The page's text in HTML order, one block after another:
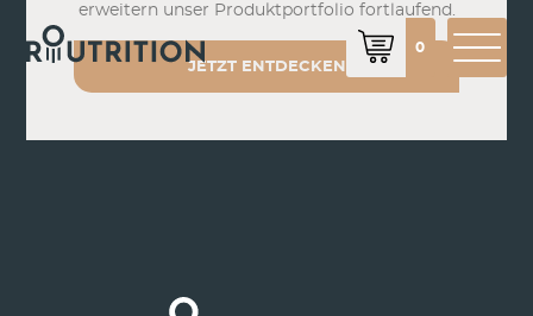
0
erweitern unser Produktportfolio fortlaufend.
JETZT ENTDECKEN